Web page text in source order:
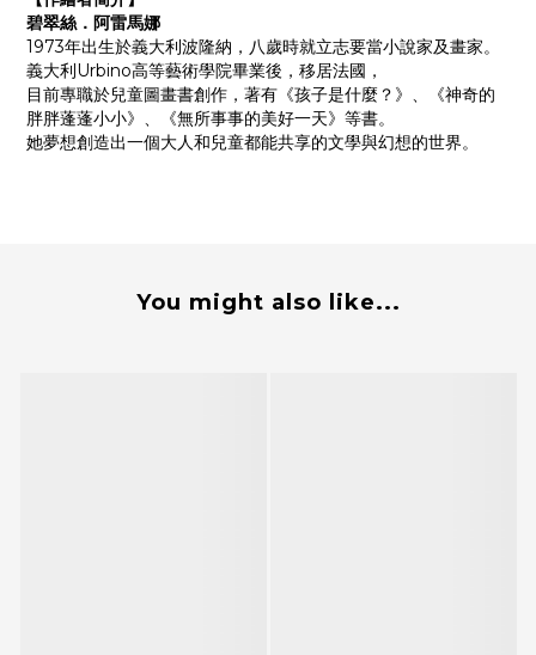
碧翠絲．阿雷馬娜
1973年出生於義大利波隆納，八歲時就立志要當小說家及畫家。
義大利Urbino高等藝術學院畢業後，移居法國，
目前專職於兒童圖畫書創作，著有《孩子是什麼？》、《神奇的
胖胖蓬蓬小小》、《無所事事的美好一天》等書。
她夢想創造出一個大人和兒童都能共享的文學與幻想的世界。
You might also like...